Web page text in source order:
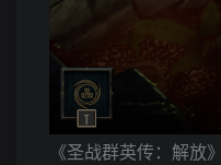
《圣战群英传：解